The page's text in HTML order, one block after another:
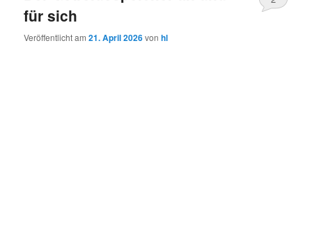
für sich
Veröffentlicht am21. April 2026vonhl